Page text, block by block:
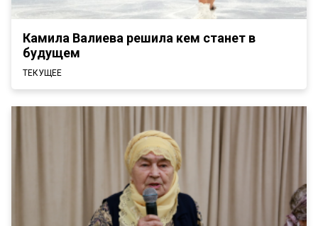
Камила Валиева решила кем станет в
будущем
ТЕКУЩЕЕ